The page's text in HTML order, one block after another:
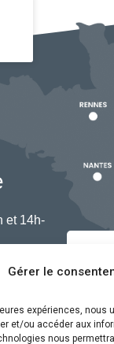
Gérer le
expériences,
et/ou accéder aux
nous
et 14h-